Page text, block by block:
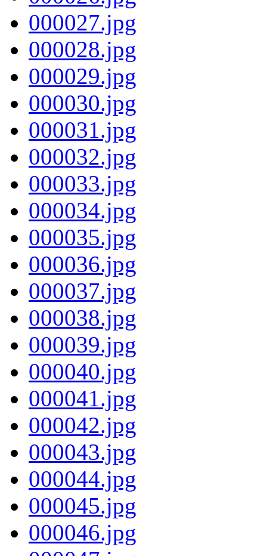
000027.jpg
000028.jpg
000029.jpg
000030.jpg
000031.jpg
000032.jpg
000033.jpg
000034.jpg
000035.jpg
000036.jpg
000037.jpg
000038.jpg
000039.jpg
000040.jpg
000041.jpg
000042.jpg
000043.jpg
000044.jpg
000045.jpg
000046.jpg